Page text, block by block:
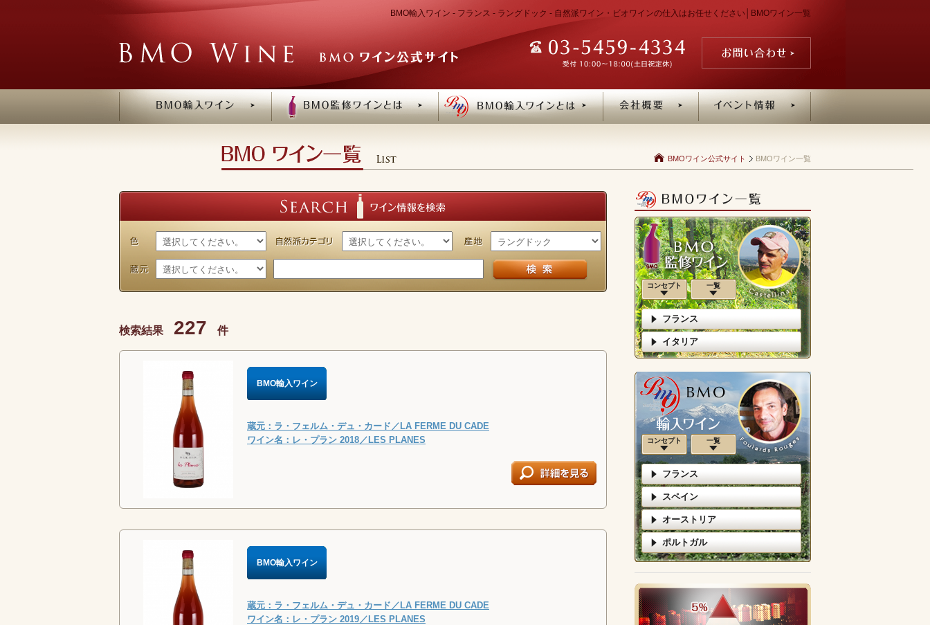
BMO輸入ワイン - フランス - ラングドック - 自然派ワイン・ビオワインの仕入はお任せください│BMOワイン一覧
BMOワイン公式サイト BMOワイン一覧
検索結果 227 件
BMO輸入ワイン
蔵元：ラ・フェルム・デュ・カード／LA FERME DU CADE
ワイン名：レ・プラン 2018／LES PLANES
BMO輸入ワイン
蔵元：ラ・フェルム・デュ・カード／LA FERME DU CADE
ワイン名：レ・プラン 2019／LES PLANES
コンセプト 一覧
フランス
イタリア
コンセプト 一覧
フランス
スペイン
オーストリア
ポルトガル